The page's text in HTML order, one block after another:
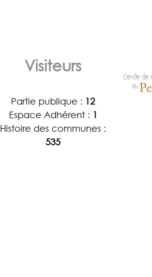
Visiteurs
Partie publique : 12
Espace Adhérent : 1
Histoire des communes :
535